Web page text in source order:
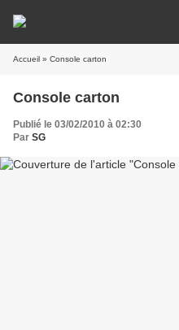
Accueil » Console carton
Console carton
Publié le 03/02/2010 à 02:30
Par SG